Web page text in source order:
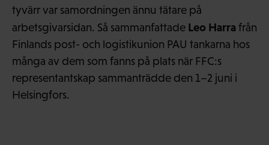
tyvärr var samordningen ännu tätare på
arbetsgivarsidan. Så sammanfattade Leo Harra från
Finlands post- och logistikunion PAU tankarna hos
många av dem som fanns på plats när FFC:s
representantskap sammanträdde den 1–2 juni i
Helsingfors.